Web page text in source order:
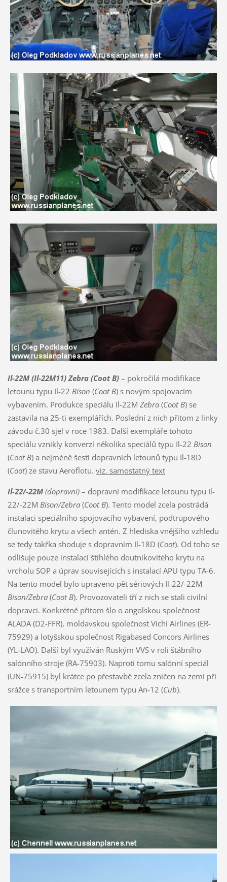
Il-22M (Il-22M11) Zebra (Coot B)– pokročilá modifikace
letounu typu Il-22 Bison (Coot B) s novým spojovacím
vybavením. Produkce speciálu Il-22M Zebra(Coot B) se
zastavila na 25-ti exemplářích. Poslední z nich přitom z linky
závodu č.30 sjel v roce 1983. Další exempláře tohoto
speciálu vznikly konverzí několika speciálů typu Il-22 Bison
(Coot B) a nejméně šesti dopravních letounů typu Il-18D
(Coot) ze stavu Aeroflotu. viz. samostatný text
Il-22/-22M(dopravní)– dopravní modifikace letounu typu Il-
22/-22M Bison/Zebra(Coot B). Tento model zcela postrádá
instalaci speciálního spojovacího vybavení, podtrupového
člunovitého krytu a všech antén. Z hlediska vnějšího vzhledu
se tedy takřka shoduje s dopravním Il-18D (Coot). Od toho se
odlišuje pouze instalací štíhlého doutníkovitého krytu na
vrcholu SOP a úprav souvisejících s instalací APU typu TA-6.
Na tento model bylo upraveno pět sériových Il-22/-22M
Bison/Zebra(Coot B). Provozovateli tří z nich se stali civilní
dopravci. Konkrétně přitom šlo o angolskou společnost
ALADA (D2-FFR), moldavskou společnost Vichi Airlines (ER-
75929) a lotyšskou společnost Rigabased Concors Airlines
(YL-LAO). Další byl využíván Ruským VVS v roli štábního
salónního stroje (RA-75903). Naproti tomu salónní speciál
(UN-75915) byl krátce po přestavbě zcela zničen na zemi při
srážce s transportním letounem typu An-12 (Cub).